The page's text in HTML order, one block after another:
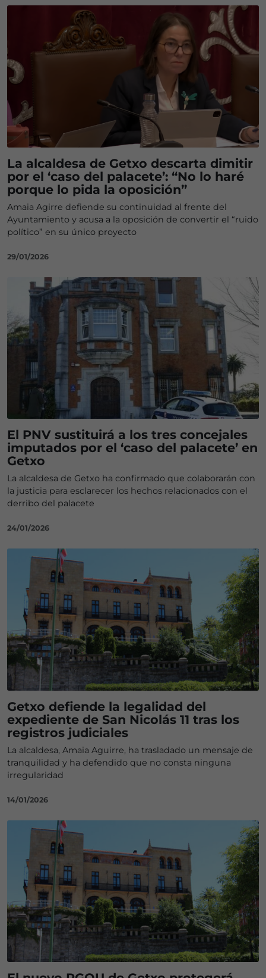
La alcaldesa de Getxo descarta dimitir
por el ‘caso del palacete’: “No lo haré
porque lo pida la oposición”
Amaia Agirre defiende su continuidad al frente del
Ayuntamiento y acusa a la oposición de convertir el “ruido
político” en su único proyecto
29/01/2026
El PNV sustituirá a los tres concejales
imputados por el ‘caso del palacete’ en
Getxo
La alcaldesa de Getxo ha confirmado que colaborarán con
la justicia para esclarecer los hechos relacionados con el
derribo del palacete
24/01/2026
Getxo defiende la legalidad del
expediente de San Nicolás 11 tras los
registros judiciales
La alcaldesa, Amaia Aguirre, ha trasladado un mensaje de
tranquilidad y ha defendido que no consta ninguna
irregularidad
14/01/2026